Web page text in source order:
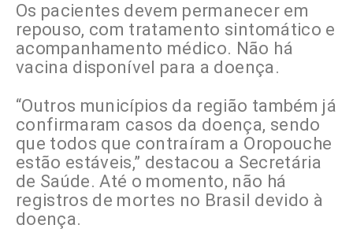
Os pacientes devem permanecer em
repouso, com tratamento sintomático e
acompanhamento médico. Não há
vacina disponível para a doença.
“Outros municípios da região também já
confirmaram casos da doença, sendo
que todos que contraíram a Oropouche
estão estáveis,” destacou a Secretária
de Saúde. Até o momento, não há
registros de mortes no Brasil devido à
doença.